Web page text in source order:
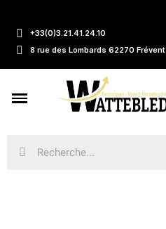
+33(0)3.21.41.24.10
8 rue des Lombards 62270 Frévent